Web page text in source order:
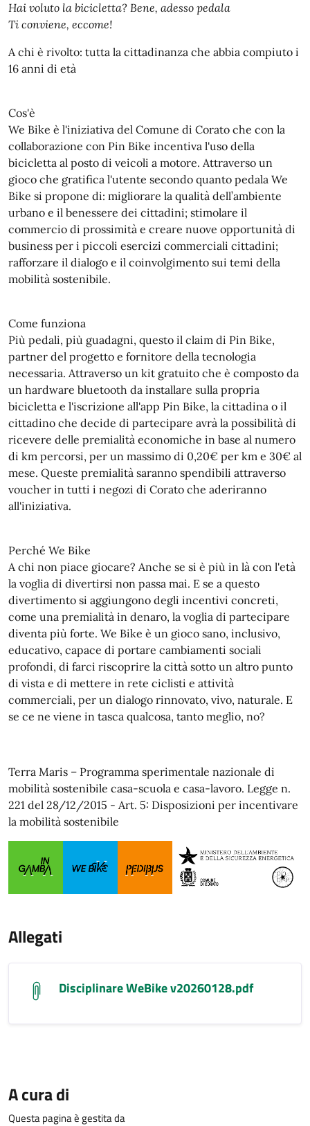
Hai voluto la bicicletta? Bene, adesso pedala
Ti conviene, eccome!
A chi è rivolto: tutta la cittadinanza che abbia compiuto i
16 anni di età
Cos'è
We Bike è l'iniziativa del Comune di Corato che con la
collaborazione con Pin Bike incentiva l'uso della
bicicletta al posto di veicoli a motore. Attraverso un
gioco che gratifica l'utente secondo quanto pedala We
Bike si propone di: migliorare la qualità dell’ambiente
urbano e il benessere dei cittadini; stimolare il
commercio di prossimità e creare nuove opportunità di
business per i piccoli esercizi commerciali cittadini;
rafforzare il dialogo e il coinvolgimento sui temi della
mobilità sostenibile.
Come funziona
Più pedali, più guadagni, questo il claim di Pin Bike,
partner del progetto e fornitore della tecnologia
necessaria. Attraverso un kit gratuito che è composto da
un hardware bluetooth da installare sulla propria
bicicletta e l'iscrizione all'app Pin Bike, la cittadina o il
cittadino che decide di partecipare avrà la possibilità di
ricevere delle premialità economiche in base al numero
di km percorsi, per un massimo di 0,20€ per km e 30€ al
mese. Queste premialità saranno spendibili attraverso
voucher in tutti i negozi di Corato che aderiranno
all'iniziativa.
Perché We Bike
A chi non piace giocare? Anche se si è più in là con l'età
la voglia di divertirsi non passa mai. E se a questo
divertimento si aggiungono degli incentivi concreti,
come una premialità in denaro, la voglia di partecipare
diventa più forte. We Bike è un gioco sano, inclusivo,
educativo, capace di portare cambiamenti sociali
profondi, di farci riscoprire la città sotto un altro punto
di vista e di mettere in rete ciclisti e attività
commerciali, per un dialogo rinnovato, vivo, naturale. E
se ce ne viene in tasca qualcosa, tanto meglio, no?
Terra Maris – Programma sperimentale nazionale di
mobilità sostenibile casa-scuola e casa-lavoro. Legge n.
221 del 28/12/2015 - Art. 5: Disposizioni per incentivare
la mobilità sostenibile
Allegati
Disciplinare WeBike v20260128.pdf
A cura di
Questa pagina è gestita da